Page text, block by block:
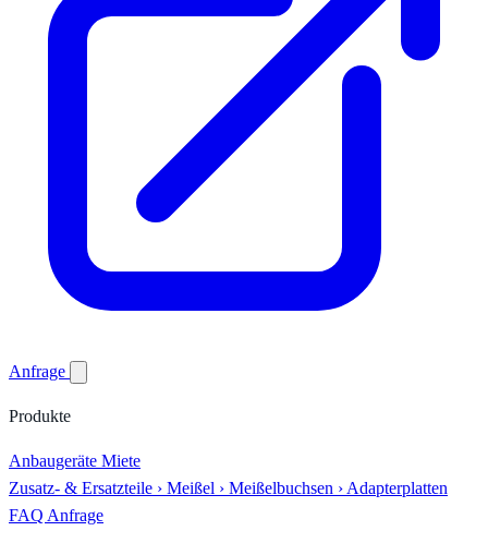
Anfrage
Produkte
Anbaugeräte Miete
Zusatz- & Ersatzteile › Meißel › Meißelbuchsen › Adapterplatten
FAQ Anfrage